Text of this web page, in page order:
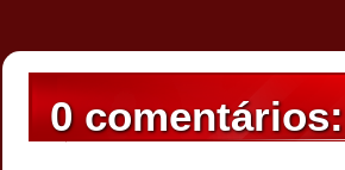
0 comentários: